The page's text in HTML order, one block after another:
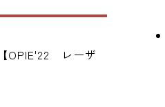
OPIE'22 レーザ